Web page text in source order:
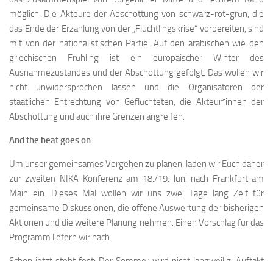
möglich. Die Akteure der Abschottung von schwarz-rot-grün, die
das Ende der Erzählung von der „Flüchtlingskrise“ vorbereiten, sind
mit von der nationalistischen Partie. Auf den arabischen wie den
griechischen Frühling ist ein europäischer Winter des
Ausnahmezustandes und der Abschottung gefolgt. Das wollen wir
nicht unwidersprochen lassen und die Organisatoren der
staatlichen Entrechtung von Geflüchteten, die Akteur*innen der
Abschottung und auch ihre Grenzen angreifen.
And the beat goes on
Um unser gemeinsames Vorgehen zu planen, laden wir Euch daher
zur zweiten NIKA-Konferenz am 18./19. Juni nach Frankfurt am
Main ein. Dieses Mal wollen wir uns zwei Tage lang Zeit für
gemeinsame Diskussionen, die offene Auswertung der bisherigen
Aktionen und die weitere Planung nehmen. Einen Vorschlag für das
Programm liefern wir nach.